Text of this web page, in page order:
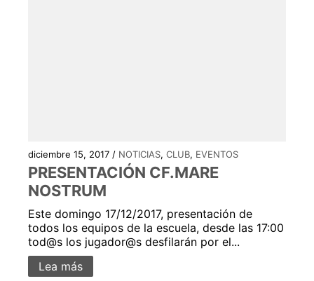
diciembre 15, 2017 / NOTICIAS,CLUB, EVENTOS
PRESENTACIÓN CF.MARE
NOSTRUM
Este domingo 17/12/2017, presentación de
todos los equipos de la escuela, desde las 17:00
tod@s los jugador@s desfilarán por el...
Lea más